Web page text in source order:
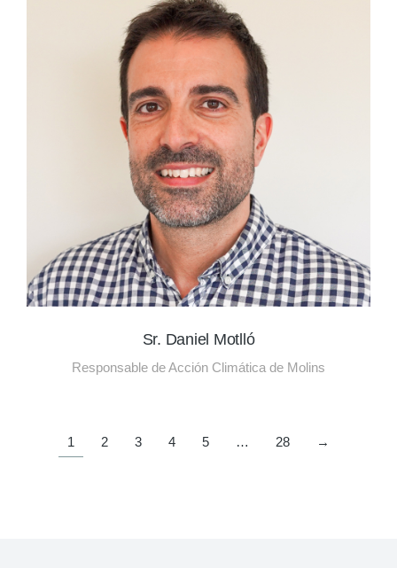
Sr. Daniel Motlló
Responsable de Acción Climática de Molins
1 2 3 4 5 … 28 →